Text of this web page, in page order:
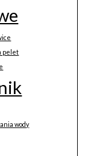
pelet
wody